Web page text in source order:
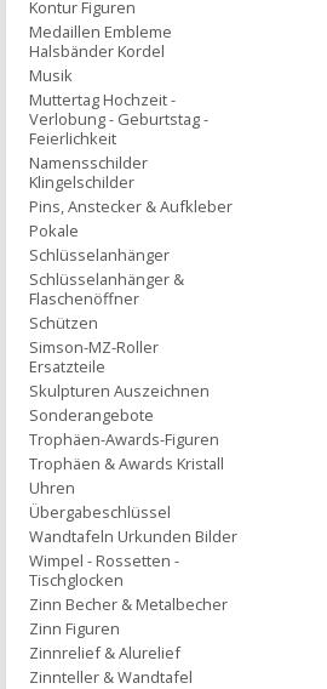
Kontur Figuren
Medaillen Embleme
Halsbänder Kordel
Musik
Muttertag Hochzeit -
Verlobung - Geburtstag -
Feierlichkeit
Namensschilder
Klingelschilder
Pins, Anstecker & Aufkleber
Pokale
Schlüsselanhänger
Schlüsselanhänger &
Flaschenöffner
Schützen
Simson-MZ-Roller
Ersatzteile
Skulpturen Auszeichnen
Sonderangebote
Trophäen-Awards-Figuren
Trophäen & Awards Kristall
Uhren
Übergabeschlüssel
Wandtafeln Urkunden Bilder
Wimpel - Rossetten -
Tischglocken
Zinn Becher & Metalbecher
Zinn Figuren
Zinnrelief & Alurelief
Zinnteller & Wandtafel